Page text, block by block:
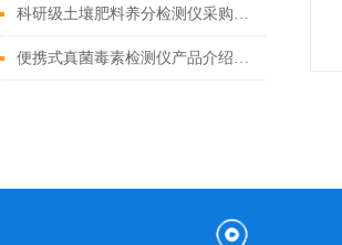
科研级土壤肥料养分检测仪采购指南：精准选型助力高效检测
便携式真菌毒素检测仪产品介绍说明